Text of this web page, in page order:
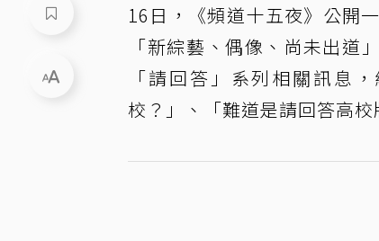
16日，《頻道十五夜》公開
「新綜藝、偶像、尚未出道
「請回答」系列相關訊息
校？」、「難道是請回答高校